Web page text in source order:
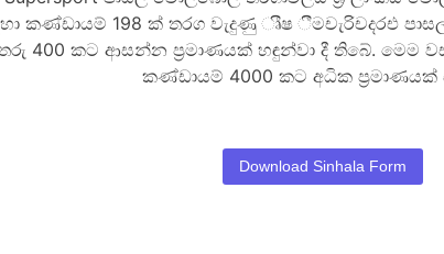
කණ්ඩායම් 198 ක් තරග වැදුණු ෘීෂ ීමචැරිචදරඑ
400 කට ආසන්න ප්‍රමාණයක් හඳුන්වා දී තිබේ.
කණ්ඩායම් 4000 කට අධික
Download Sinhala Form